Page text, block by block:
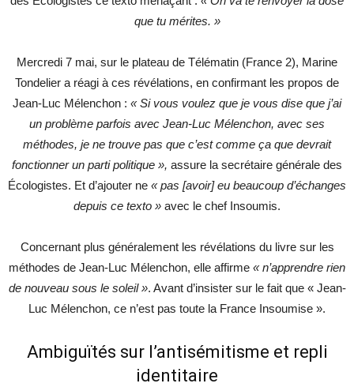
que tu mérites. »
Mercredi 7 mai, sur le plateau de Télématin (France 2), Marine
Tondelier a réagi à ces révélations, en confirmant les propos de
Jean-Luc Mélenchon : « Si vous voulez que je vous dise que j’ai
un problème parfois avec Jean-Luc Mélenchon, avec ses
méthodes, je ne trouve pas que c’est comme ça que devrait
fonctionner un parti politique », assure la secrétaire générale des
Écologistes. Et d’ajouter ne « pas [avoir] eu beaucoup d’échanges
depuis ce texto » avec le chef Insoumis.
Concernant plus généralement les révélations du livre sur les
méthodes de Jean-Luc Mélenchon, elle affirme « n’apprendre rien
de nouveau sous le soleil ». Avant d’insister sur le fait que « Jean-
Luc Mélenchon, ce n’est pas toute la France Insoumise ».
Ambiguïtés sur l’antisémitisme et repli
identitaire